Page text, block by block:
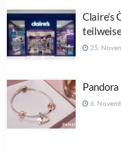
Claire’s
25.
6.